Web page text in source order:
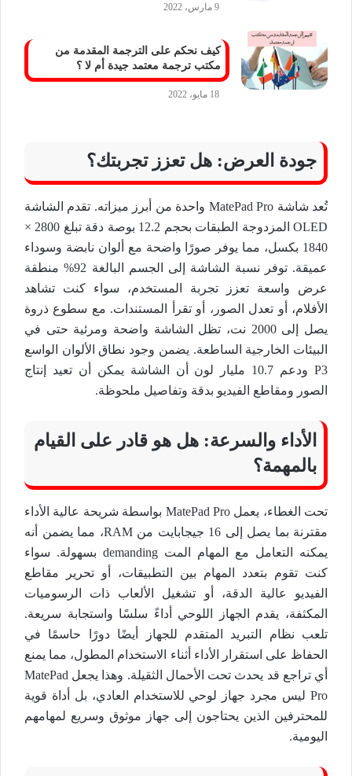
9 مارس، 2022
كيف نحكم على الترجمة المقدمة من
مكتب ترجمة معتمد جيدة أم لا ؟
18 مايو، 2022
جودة العرض: هل تعزز تجربتك؟
تُعد شاشة MatePad Pro واحدة من أبرز ميزاته. تقدم الشاشة
OLED المزدوجة الطبقات بحجم 12.2 بوصة دقة تبلغ 2800 ×
1840 بكسل، مما يوفر صورًا واضحة مع ألوان نابضة وسوداء
عميقة. توفر نسبة الشاشة إلى الجسم البالغة 92% منطقة
عرض واسعة تعزز تجربة المستخدم، سواء كنت تشاهد
الأفلام، أو تعدل الصور، أو تقرأ المستندات. مع سطوع ذروة
يصل إلى 2000 نت، تظل الشاشة واضحة ومرئية حتى في
البيئات الخارجية الساطعة. يضمن وجود نطاق الألوان الواسع
P3 ودعم 10.7 مليار لون أن الشاشة يمكن أن تعيد إنتاج
الصور ومقاطع الفيديو بدقة وتفاصيل ملحوظة.
الأداء والسرعة: هل هو قادر على القيام
بالمهمة؟
تحت الغطاء، يعمل MatePad Pro بواسطة شريحة عالية الأداء
مقترنة بما يصل إلى 16 جيجابايت من RAM، مما يضمن أنه
يمكنه التعامل مع المهام المت demanding بسهولة. سواء
كنت تقوم بتعدد المهام بين التطبيقات، أو تحرير مقاطع
الفيديو عالية الدقة، أو تشغيل الألعاب ذات الرسوميات
المكثفة، يقدم الجهاز اللوحي أداءً سلسًا واستجابة سريعة.
تلعب نظام التبريد المتقدم للجهاز أيضًا دورًا حاسمًا في
الحفاظ على استقرار الأداء أثناء الاستخدام المطول، مما يمنع
أي تراجع قد يحدث تحت الأحمال الثقيلة. وهذا يجعل MatePad
Pro ليس مجرد جهاز لوحي للاستخدام العادي، بل أداة قوية
للمحترفين الذين يحتاجون إلى جهاز موثوق وسريع لمهامهم
اليومية.